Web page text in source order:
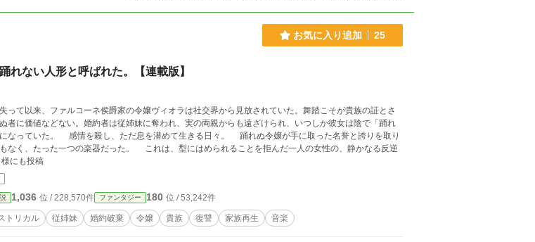
お気に入り追加 25
れない人形と呼ばれた。【連載版】
って以来、ファルコーネ侯爵家の令嬢ヴィオラは社交界から見放されていた。舞踏こそが貴族の証とさ
者に価値などない。婚約者は従姉妹に奪われ、実の両親からも遠ざけられ、いつしか彼女は陰で「踊れ
踊れぬ令嬢が手に取った名誉と誇りを取り
。 これは、型にはめられることを拒んだ一人の女性の、静かなる反逆
う様にも投稿
1,036 位 / 228,570件 ファンタジー 180 位 / 53,242件
トリカル 従姉妹 婚約破棄 令嬢 貴族 復讐 家族再生 音楽